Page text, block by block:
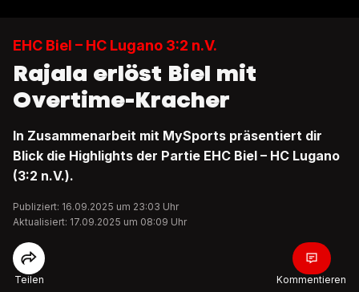
EHC Biel – HC Lugano 3:2 n.V.
Rajala erlöst Biel mit
Overtime-Kracher
In Zusammenarbeit mit MySports präsentiert dir
Blick die Highlights der Partie EHC Biel – HC Lugano
(3:2 n.V.).
Publiziert: 16.09.2025 um 23:03 Uhr
Aktualisiert: 17.09.2025 um 08:09 Uhr
Teilen Kommentieren